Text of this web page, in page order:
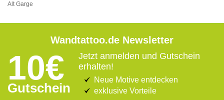
Alt Garge
Wandtattoo.de Newsletter
10€
Gutschein
Jetzt anmelden und Gutschein
erhalten!
Neue Motive entdecken
exklusive Vorteile